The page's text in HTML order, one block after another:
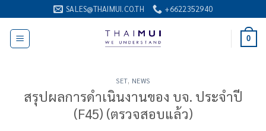
ไป
เนื้อหา
SALES@THAIMUI.CO.TH +6622352940
0
SET, NEWS
สรุปผลการดำเนินงานของ บจ. ประจำปี
(F45) (ตรวจสอบแล้ว)